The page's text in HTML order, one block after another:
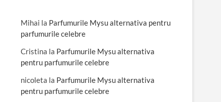
Mihai la Parfumurile Mysu alternativa pentru
parfumurile celebre
Cristina la Parfumurile Mysu alternativa
pentru parfumurile celebre
nicoleta la Parfumurile Mysu alternativa
pentru parfumurile celebre